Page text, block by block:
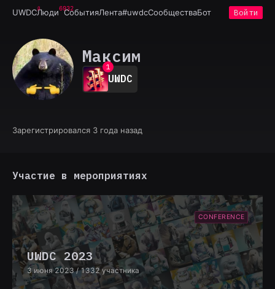
UWDCЛюди6932
СобытияЛента#uwdcСообществаБот Войти
Максим
0
1
2
3
6
UWDC
Зарегистрировался 3 года назад
Участие в мероприятиях
CONFERENCE
UWDC 2023
3 июня 2023 / 1332 участника